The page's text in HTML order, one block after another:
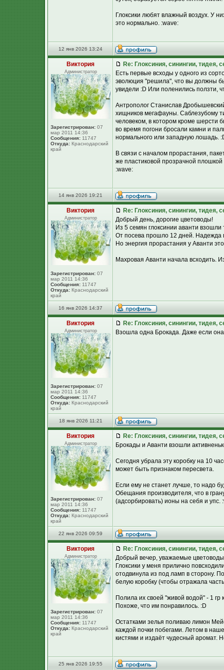
Глоксики любят влажный воздух. У
это нормально. :wave:
12 янв 2026 13:24
Виктория
Администратор
Зарегистрирован: 07
мар 2011 14:36
Сообщения: 11747
Откуда: Краснодарский
край
Re: Глоксиния, синингии, тидея,
Есть первые всходы у одного из
эволюция "решила", что вы должны
увидели :D Или поленились ползти,
Антрополог Станислав
хищников мегафауны. Саблезубому
человеком, в котором кроме шерсти
во время погони бросали камни и
нормального или западную лошадь.
В связи с началом прорастания,
же пластиковой прозрачной
:wave:
14 янв 2026 19:21
Виктория
Администратор
Зарегистрирован: 07
мар 2011 14:36
Сообщения: 11747
Откуда: Краснодарский
край
Re: Глоксиния, синингии, тидея,
Добрый день, дорогие цветоводы!
Из 5 семян глоксинии аванти
От посева прошло 12 дней. Надежда
Но энергия прорастания у Аванти
Махровая Аванти начала всходить.
16 янв 2026 14:37
Виктория
Администратор
Зарегистрирован: 07
мар 2011 14:36
Сообщения: 11747
Откуда: Краснодарский
край
Re: Глоксиния, синингии, тидея,
Взошла одна Брокада. Даже если
18 янв 2026 11:21
Виктория
Администратор
Зарегистрирован: 07
мар 2011 14:36
Сообщения: 11747
Откуда: Краснодарский
край
Re: Глоксиния, синингии, тидея,
Брокады и Аванти взошли
Сегодня убрала эту коробку на 10
может быть признаком пересвета.
Если ему не станет лучше, то надо
Обещания производителя, что в
(адсорбировать) ионы на себя и упс.
22 янв 2026 09:59
Виктория
Администратор
Зарегистрирован: 07
мар 2011 14:36
Сообщения: 11747
Откуда: Краснодарский
край
Re: Глоксиния, синингии, тидея,
Добрый вечер, уважаемые
Глоксики у меня прилично
отодвинула из под ламп в сторону.
белую коробку (чтобы отражала
Полила их своей "живой водой" - 1
Похоже, что им понравилось. :D
Остатками зелья поливаю лимон
каждой почки побегами. Летом в
кистями и издаёт чудесный аромат.
25 янв 2026 19:55